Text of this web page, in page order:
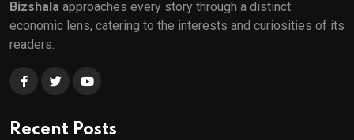
Bizshala approaches every story through a distinct
economic lens, catering to the interests and curiosities of its
readers.
Recent Posts